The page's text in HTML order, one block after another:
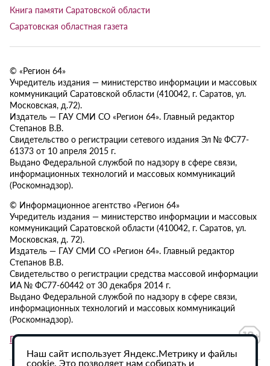
Книга памяти Саратовской области
Саратовская областная газета
© «Регион 64»
Учредитель издания — министерство информации и массовых
коммуникаций Саратовской области (410042, г. Саратов, ул.
Московская, д.72).
Издатель — ГАУ СМИ СО «Регион 64». Главный редактор
Степанов В.В.
Свидетельство о регистрации сетевого издания Эл № ФС77-
61373 от 10 апреля 2015 г.
Выдано Федеральной службой по надзору в сфере связи,
информационных технологий и массовых коммуникаций
(Роскомнадзор).
© Информационное агентство «Регион 64»
Учредитель издания — министерство информации и массовых
коммуникаций Саратовской области (410042, г. Саратов, ул.
Московская, д. 72).
Издатель — ГАУ СМИ СО «Регион 64». Главный редактор
Степанов В.В.
Свидетельство о регистрации средства массовой информации
ИА № ФС77-60442 от 30 декабря 2014 г.
Выдано Федеральной службой по надзору в сфере связи,
информационных технологий и массовых коммуникаций
(Роскомнадзор).
Политика в отношении обработки персональных данных
Наш сайт использует Яндекс.Метрику и файлы
cookie. Это позволяет нам собирать и